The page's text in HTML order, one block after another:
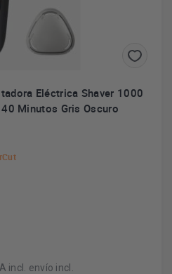
Eléctrica Shaver 1000
Minutos Gris Oscuro
incl. envío incl.